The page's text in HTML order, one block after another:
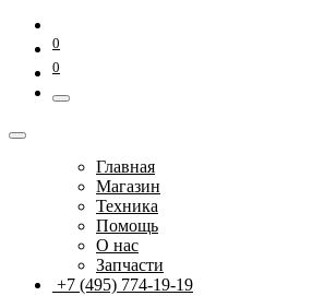
0
0
Главная
Магазин
Техника
Помощь
О нас
Запчасти
+7 (495) 774-19-19